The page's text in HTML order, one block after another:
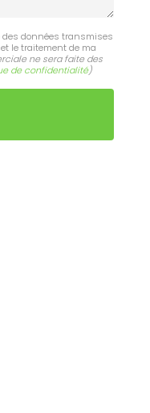
des données transmises
le traitement de ma
ne sera faite des
de confidentialité)